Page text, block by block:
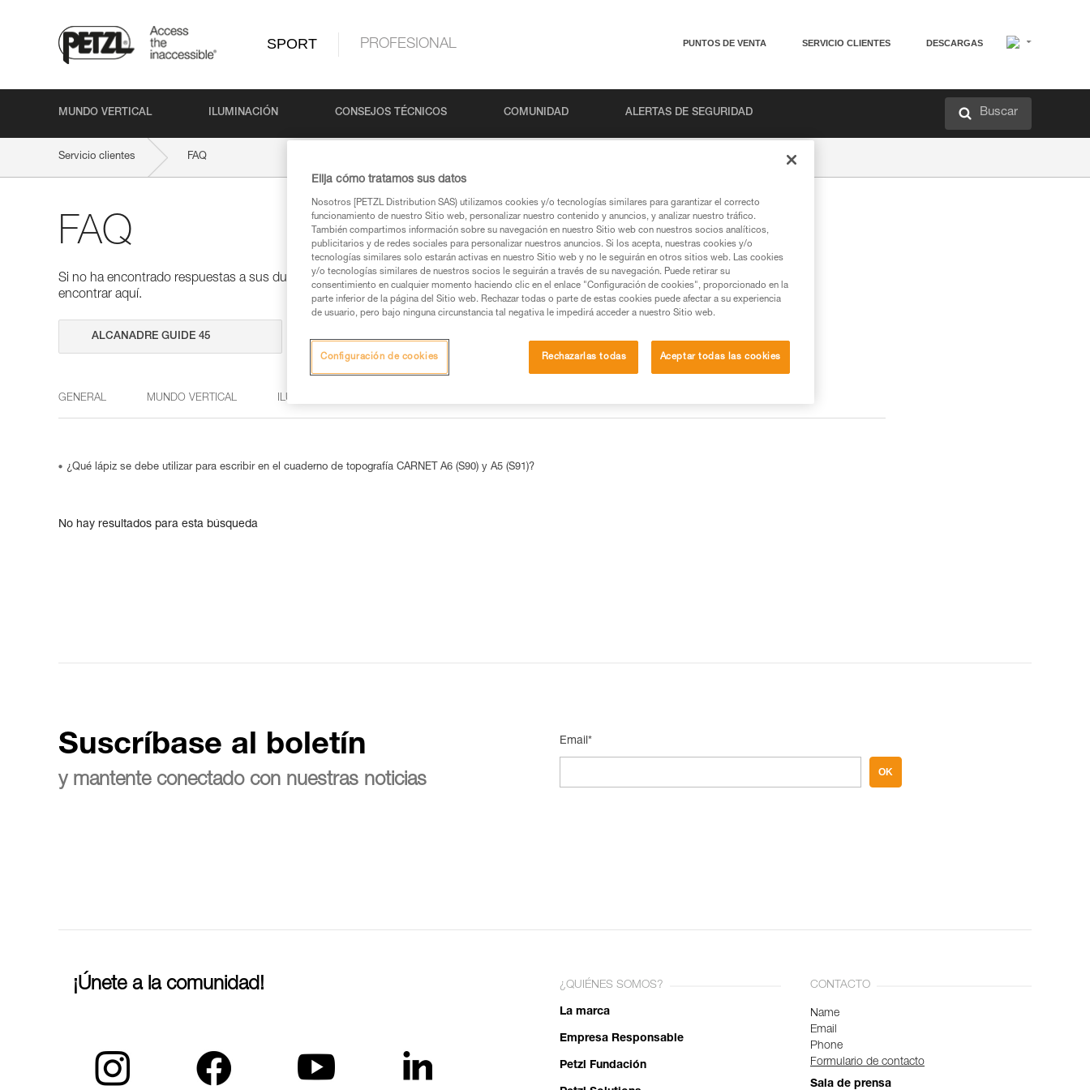
SPORT PROFESIONAL PUNTOS DE VENTA SERVICIO CLIENTES DESCARGAS
MUNDO VERTICAL ILUMINACIÓN CONSEJOS TÉCNICOS COMUNIDAD ALERTAS DE SEGURIDAD Buscar
Servicio clientes FAQ
FAQ
Si no ha encontrado respuestas a sus dudas en nuestras páginas de productos y técnicas, las debería
encontrar aquí.
GENERAL MUNDO VERTICAL ILUMINACIÓN
¿Qué lápiz se debe utilizar para escribir en el cuaderno de topografía CARNET A6 (S90) y A5 (S91)?
No hay resultados para esta búsqueda
Suscríbase al boletín
y mantente conectado con nuestras noticias
Email*
OK
¡Únete a la comunidad! ¿QUIÉNES SOMOS?
La marca
Empresa Responsable
Petzl Fundación
CONTACTO
Name
Email
Phone
Formulario de contacto
Sala de prensa
Elija cómo tratamos sus datos
Nosotros [PETZL Distribution SAS) utilizamos cookies y/o tecnologías similares para garantizar el correcto
funcionamiento de nuestro Sitio web, personalizar nuestro contenido y anuncios, y analizar nuestro tráfico.
También compartimos información sobre su navegación en nuestro Sitio web con nuestros socios analíticos,
publicitarios y de redes sociales para personalizar nuestros anuncios. Si los acepta, nuestras cookies y/o
tecnologías similares solo estarán activas en nuestro Sitio web y no le seguirán en otros sitios web. Las cookies
y/o tecnologías similares de nuestros socios le seguirán a través de su navegación. Puede retirar su
consentimiento en cualquier momento haciendo clic en el enlace "Configuración de cookies", proporcionado en la
parte inferior de la página del Sitio web. Rechazar todas o parte de estas cookies puede afectar a su experiencia
de usuario, pero bajo ninguna circunstancia tal negativa le impedirá acceder a nuestro Sitio web.
Rechazarlas todas Aceptar todas las cookies
Configuración de cookies